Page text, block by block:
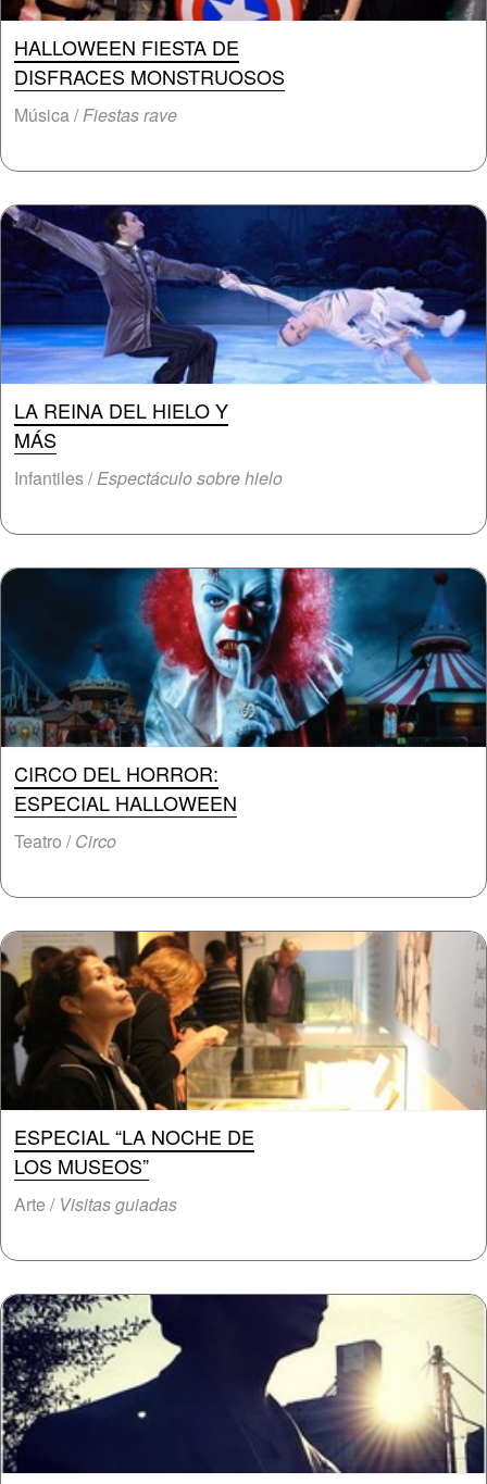
HALLOWEEN FIESTA DE
DISFRACES MONSTRUOSOS
Música /Fiestas rave
LA REINA DEL HIELO Y
MÁS
Infantiles /Espectáculo sobre hielo
CIRCO DEL HORROR:
ESPECIAL HALLOWEEN
Teatro /Circo
ESPECIAL “LA NOCHE DE
LOS MUSEOS”
Arte / Visitas guiadas